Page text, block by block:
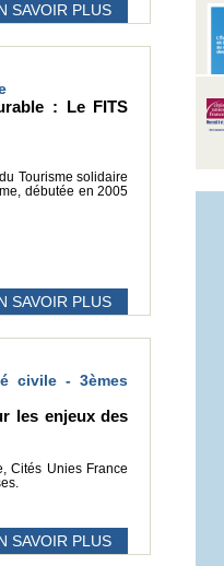
SAVOIR PLUS
: Le FITS
Tourisme solidaire
débutée en 2005
SAVOIR PLUS
civile - 3èmes
les enjeux des
Cités Unies France
SAVOIR PLUS